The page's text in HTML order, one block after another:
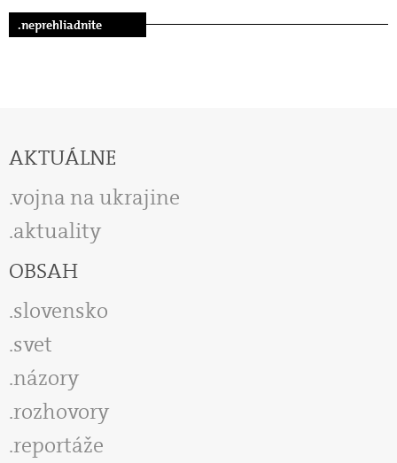
.neprehliadnite
AKTUÁLNE
vojna na ukrajine
aktuality
OBSAH
slovensko
svet
názory
rozhovory
reportáže